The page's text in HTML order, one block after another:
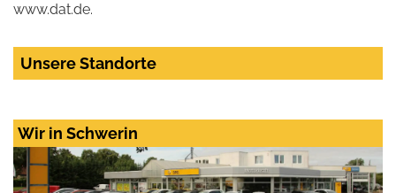
www.dat.de.
Unsere Standorte
Wir in Schwerin